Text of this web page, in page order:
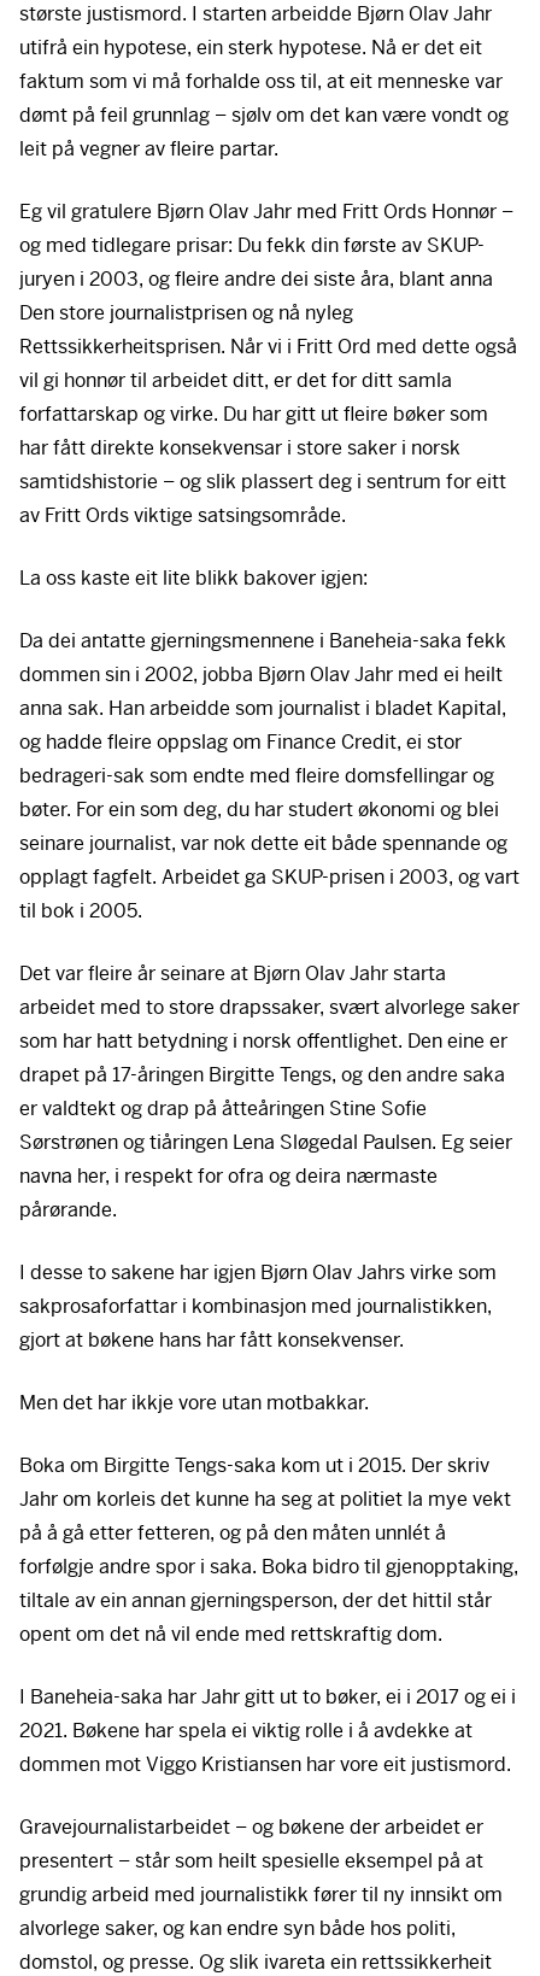
største justismord. I starten arbeidde Bjørn Olav Jahr
utifrå ein hypotese, ein sterk hypotese. Nå er det eit
faktum som vi må forhalde oss til, at eit menneske var
dømt på feil grunnlag – sjølv om det kan være vondt og
leit på vegner av fleire partar.
Eg vil gratulere Bjørn Olav Jahr med Fritt Ords Honnør –
og med tidlegare prisar: Du fekk din første av SKUP-
juryen i 2003, og fleire andre dei siste åra, blant anna
Den store journalistprisen og nå nyleg
Rettssikkerheitsprisen. Når vi i Fritt Ord med dette også
vil gi honnør til arbeidet ditt, er det for ditt samla
forfattarskap og virke. Du har gitt ut fleire bøker som
har fått direkte konsekvensar i store saker i norsk
samtidshistorie – og slik plassert deg i sentrum for eitt
av Fritt Ords viktige satsingsområde.
La oss kaste eit lite blikk bakover igjen:
Da dei antatte gjerningsmennene i Baneheia-saka fekk
dommen sin i 2002, jobba Bjørn Olav Jahr med ei heilt
anna sak. Han arbeidde som journalist i bladet Kapital,
og hadde fleire oppslag om Finance Credit, ei stor
bedrageri-sak som endte med fleire domsfellingar og
bøter. For ein som deg, du har studert økonomi og blei
seinare journalist, var nok dette eit både spennande og
opplagt fagfelt. Arbeidet ga SKUP-prisen i 2003, og vart
til bok i 2005.
Det var fleire år seinare at Bjørn Olav Jahr starta
arbeidet med to store drapssaker, svært alvorlege saker
som har hatt betydning i norsk offentlighet. Den eine er
drapet på 17-åringen Birgitte Tengs, og den andre saka
er valdtekt og drap på åtteåringen Stine Sofie
Sørstrønen og tiåringen Lena Sløgedal Paulsen. Eg seier
navna her, i respekt for ofra og deira nærmaste
pårørande.
I desse to sakene har igjen Bjørn Olav Jahrs virke som
sakprosaforfattar i kombinasjon med journalistikken,
gjort at bøkene hans har fått konsekvenser.
Men det har ikkje vore utan motbakkar.
Boka om Birgitte Tengs-saka kom ut i 2015. Der skriv
Jahr om korleis det kunne ha seg at politiet la mye vekt
på å gå etter fetteren, og på den måten unnlét å
forfølgje andre spor i saka. Boka bidro til gjenopptaking,
tiltale av ein annan gjerningsperson, der det hittil står
opent om det nå vil ende med rettskraftig dom.
I Baneheia-saka har Jahr gitt ut to bøker, ei i 2017 og ei i
2021. Bøkene har spela ei viktig rolle i å avdekke at
dommen mot Viggo Kristiansen har vore eit justismord.
Gravejournalistarbeidet – og bøkene der arbeidet er
presentert – står som heilt spesielle eksempel på at
grundig arbeid med journalistikk fører til ny innsikt om
alvorlege saker, og kan endre syn både hos politi,
domstol, og presse. Og slik ivareta ein rettssikkerheit